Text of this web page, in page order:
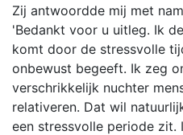
Zij antwoordde mij met
'Bedankt voor u uitleg. Ik
komt door de stressvolle
onbewust begeeft. Ik zeg
verschrikkelijk nuchter
relativeren. Dat wil
een stressvolle periode zit.